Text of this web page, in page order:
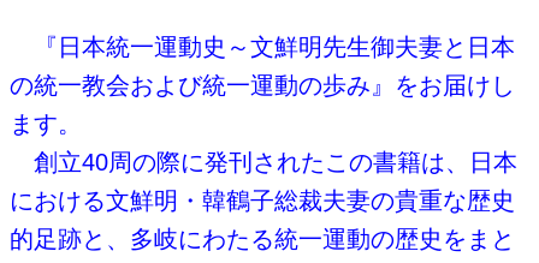
『日本統一運動史～文鮮明先生御夫妻と日本
の統一教会および統一運動の歩み』をお届けし
ます。
創立40周の際に発刊されたこの書籍は、日本
における文鮮明・韓鶴子総裁夫妻の貴重な歴史
的足跡と、多岐にわたる統一運動の歴史をまと